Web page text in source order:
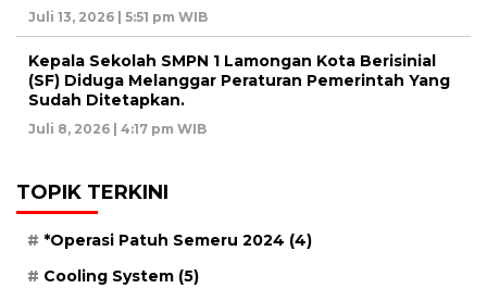
Juli 13, 2026 | 5:51 pm WIB
Kepala Sekolah SMPN 1 Lamongan Kota Berisinial
(SF) Diduga Melanggar Peraturan Pemerintah Yang
Sudah Ditetapkan.
Juli 8, 2026 | 4:17 pm WIB
TOPIK TERKINI
*Operasi Patuh Semeru 2024 (4)
Cooling System (5)